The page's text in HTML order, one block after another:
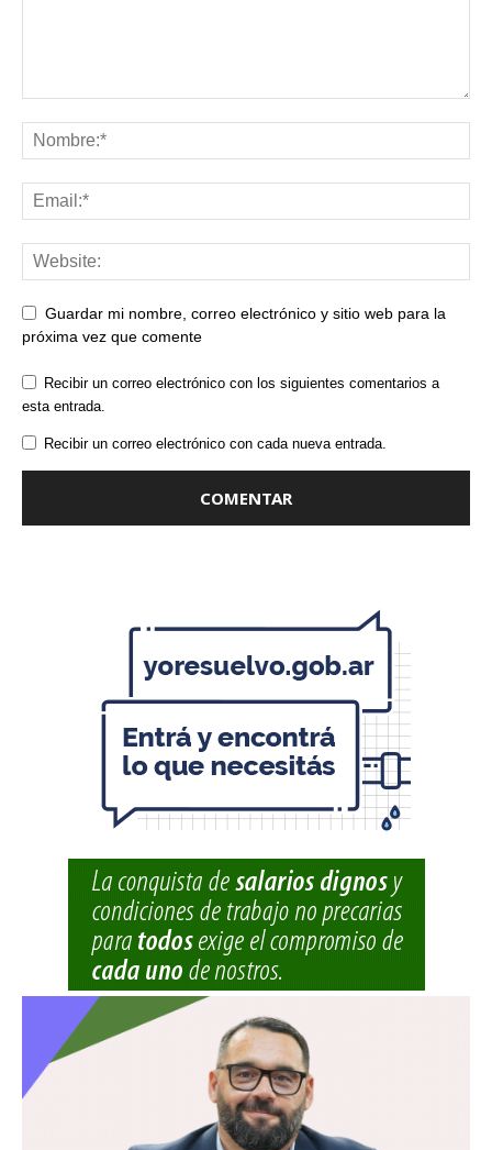
Guardar mi nombre, correo electrónico y sitio web para la
próxima vez que comente
Recibir un correo electrónico con los siguientes comentarios a
esta entrada.
Recibir un correo electrónico con cada nueva entrada.